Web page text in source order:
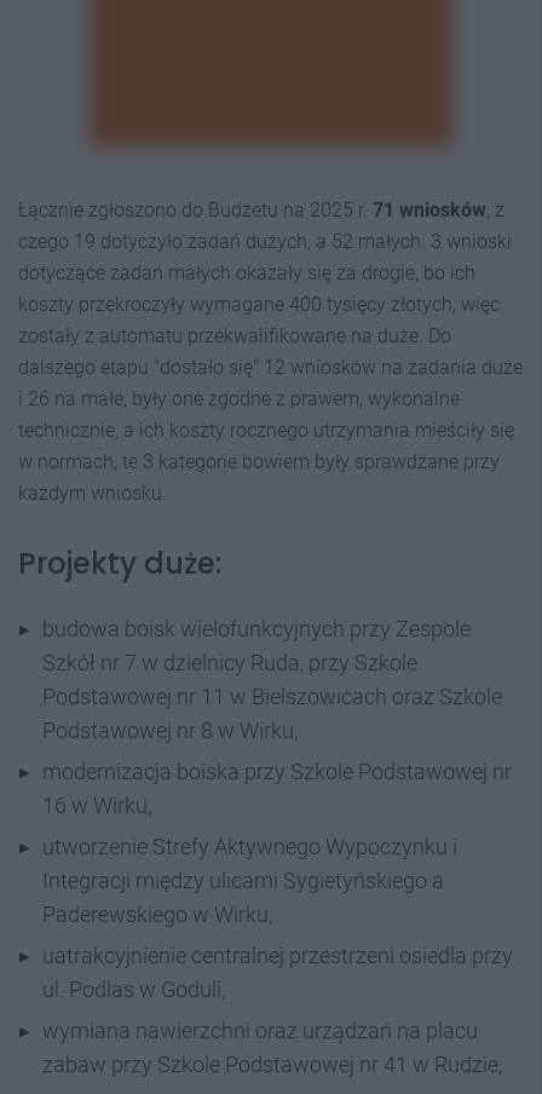
Łącznie zgłoszono do Budżetu na 2025 r. 71 wniosków , z
czego 19 dotyczyło zadań dużych, a 52 małych. 3 wnioski
dotyczące zadań małych okazały się za drogie, bo ich
koszty przekroczyły wymagane 400 tysięcy złotych, więc
zostały z automatu przekwalifikowane na duże. Do
dalszego etapu "dostało się" 12 wniosków na zadania duże
i 26 na małe, były one zgodne z prawem, wykonalne
technicznie, a ich koszty rocznego utrzymania mieściły się
w normach, te 3 kategorie bowiem były sprawdzane przy
każdym wniosku.
Projekty duże:
budowa boisk wielofunkcyjnych przy Zespole
Szkół nr 7 w dzielnicy Ruda, przy Szkole
Podstawowej nr 11 w Bielszowicach oraz Szkole
Podstawowej nr 8 w Wirku,
modernizacja boiska przy Szkole Podstawowej nr
16 w Wirku,
utworzenie Strefy Aktywnego Wypoczynku i
Integracji między ulicami Sygietyńskiego a
Paderewskiego w Wirku,
uatrakcyjnienie centralnej przestrzeni osiedla przy
ul. Podlas w Goduli,
wymiana nawierzchni oraz urządzań na placu
zabaw przy Szkole Podstawowej nr 41 w Rudzie,